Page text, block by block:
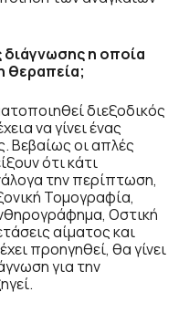
διάγνωσης η οποία
θεραπεία;
διεξοδικός
να γίνει ένας
Βεβαίως οι απλές
ότι κάτι
την περίπτωση,
Τομογραφία,
Οστική
αίματος και
προηγηθεί, θα γίνει
για την